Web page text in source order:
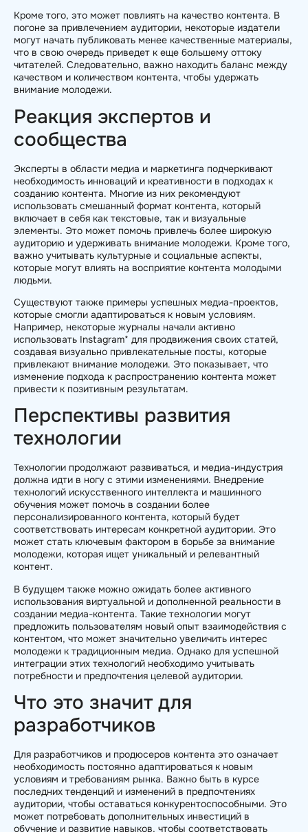
Кроме того, это может повлиять на качество контента. В
погоне за привлечением аудитории, некоторые издатели
могут начать публиковать менее качественные материалы,
что в свою очередь приведет к еще большему оттоку
читателей. Следовательно, важно находить баланс между
качеством и количеством контента, чтобы удержать
внимание молодежи.
Реакция экспертов и
сообщества
Эксперты в области медиа и маркетинга подчеркивают
необходимость инноваций и креативности в подходах к
созданию контента. Многие из них рекомендуют
использовать смешанный формат контента, который
включает в себя как текстовые, так и визуальные
элементы. Это может помочь привлечь более широкую
аудиторию и удерживать внимание молодежи. Кроме того,
важно учитывать культурные и социальные аспекты,
которые могут влиять на восприятие контента молодыми
людьми.
Существуют также примеры успешных медиа-проектов,
которые смогли адаптироваться к новым условиям.
Например, некоторые журналы начали активно
использовать Instagram* для продвижения своих статей,
создавая визуально привлекательные посты, которые
привлекают внимание молодежи. Это показывает, что
изменение подхода к распространению контента может
привести к позитивным результатам.
Перспективы развития
технологии
Технологии продолжают развиваться, и медиа-индустрия
должна идти в ногу с этими изменениями. Внедрение
технологий искусственного интеллекта и машинного
обучения может помочь в создании более
персонализированного контента, который будет
соответствовать интересам конкретной аудитории. Это
может стать ключевым фактором в борьбе за внимание
молодежи, которая ищет уникальный и релевантный
контент.
В будущем также можно ожидать более активного
использования виртуальной и дополненной реальности в
создании медиа-контента. Такие технологии могут
предложить пользователям новый опыт взаимодействия с
контентом, что может значительно увеличить интерес
молодежи к традиционным медиа. Однако для успешной
интеграции этих технологий необходимо учитывать
потребности и предпочтения целевой аудитории.
Что это значит для
разработчиков
Для разработчиков и продюсеров контента это означает
необходимость постоянно адаптироваться к новым
условиям и требованиям рынка. Важно быть в курсе
последних тенденций и изменений в предпочтениях
аудитории, чтобы оставаться конкурентоспособными. Это
может потребовать дополнительных инвестиций в
обучение и развитие навыков, чтобы соответствовать